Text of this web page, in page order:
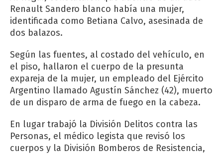
Renault Sandero blanco había una mujer,
identificada como Betiana Calvo, asesinada de
dos balazos.
Según las fuentes, al costado del vehículo, en
el piso, hallaron el cuerpo de la presunta
expareja de la mujer, un empleado del Ejército
Argentino llamado Agustín Sánchez (42), muerto
de un disparo de arma de fuego en la cabeza.
En lugar trabajó la División Delitos contra las
Personas, el médico legista que revisó los
cuerpos y la División Bomberos de Resistencia,